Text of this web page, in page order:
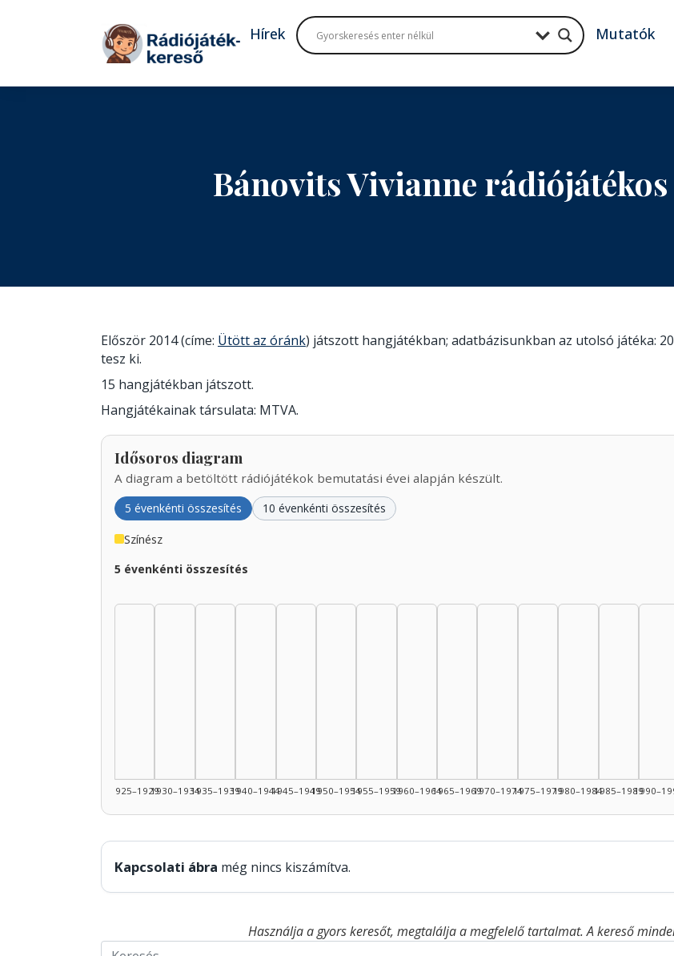
Tovább a tartalomhoz
Hírek Mutatók
Bánovits Vivianne
Először 2014 (címe: Ütött az óránk) játszott hangjátékban; adatbázisunkban az utolsó játéka:
tesz ki.
15 hangjátékban játszott.
Hangjátékainak társulata: MTVA.
Idősoros diagram
A diagram a betöltött rádiójátékok bemutatási évei alapján készült.
5 évenkénti összesítés 10 évenkénti összesítés
Színész
5 évenkénti összesítés
1925–19291930–19341935–19391940–19441945–19491950–19541955–19591960–19641965–19691970–19741975–19791980–19841985–1989
Kapcsolati ábra még nincs kiszámítva.
Használja a gyors keresőt, megtalálja a megfelelő tartalmat. A kereső